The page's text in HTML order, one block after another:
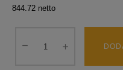
844.72 netto